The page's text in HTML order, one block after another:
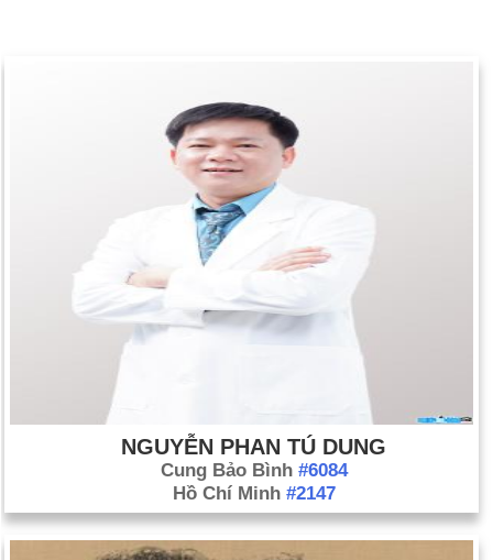
NGUYỄN PHAN TÚ DUNG
Cung Bảo Bình #6084
Hồ Chí Minh #2147